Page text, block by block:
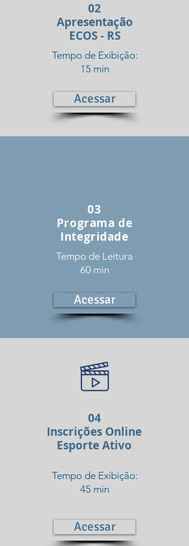
02
Apresentação
ECOS - RS
Tempo de Exibição:
15 min
Acessar
03
Programa de
Integridade
Tempo de Leitura
60 min
Acessar
04
Inscrições Online
Esporte Ativo
Tempo de Exibição:
45 min
Acessar